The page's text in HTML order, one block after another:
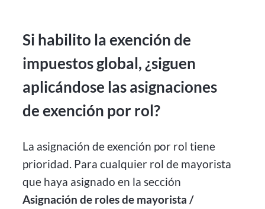
Si habilito la exención de
impuestos global, ¿siguen
aplicándose las asignaciones
de exención por rol?
La asignación de exención por rol tiene
prioridad. Para cualquier rol de mayorista
que haya asignado en la sección
Asignación de roles de mayorista /